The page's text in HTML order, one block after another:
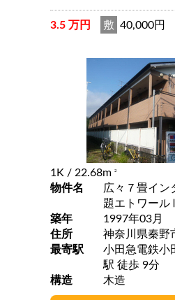
3.5 万円 敷 40,000円
1K / 22.68m 2
物件名
広々７畳イン
題エトワールⅡ
築年
1997年03月
住所
神奈川県秦野
最寄駅
小田急電鉄小
駅 徒歩 9分
構造
木造